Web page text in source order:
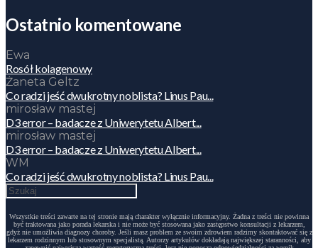
Ostatnio komentowane
Ewa
Rosół kolagenowy
Żaneta Geltz
Co radzi jeść dwukrotny noblista? Linus Pau...
mirosław mastej
D3 error – badacze z Uniwerytetu Albert...
mirosław mastej
D3 error – badacze z Uniwerytetu Albert...
WM
Co radzi jeść dwukrotny noblista? Linus Pau...
Wszystkie treści zawarte na tej stronie mają charakter wyłącznie informacyjny. Żadna z treści nie powinna
być traktowana jako porada lekarska i nie może być stosowana jako zastępstwo konsultacji z lekarzem,
gdyż nie umożliwia diagnozy choroby. Jeśli masz problem ze swoim zdrowiem radzimy skontaktować się z
lekarzem rodzinnym lub stosownym specjalistą. Autorzy artykułów dokładają największej staranności, aby